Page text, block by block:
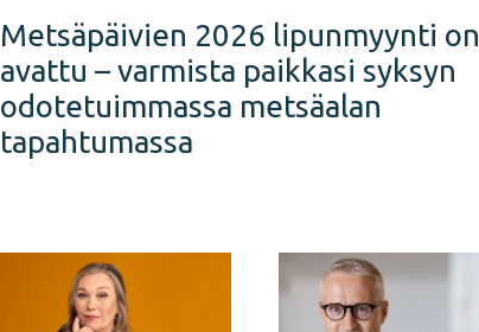
Metsäpäivien 2026 lipunmyynti on
avattu – varmista paikkasi syksyn
odotetuimmassa metsäalan
tapahtumassa